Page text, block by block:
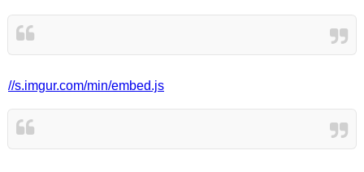
//s.imgur.com/min/embed.js